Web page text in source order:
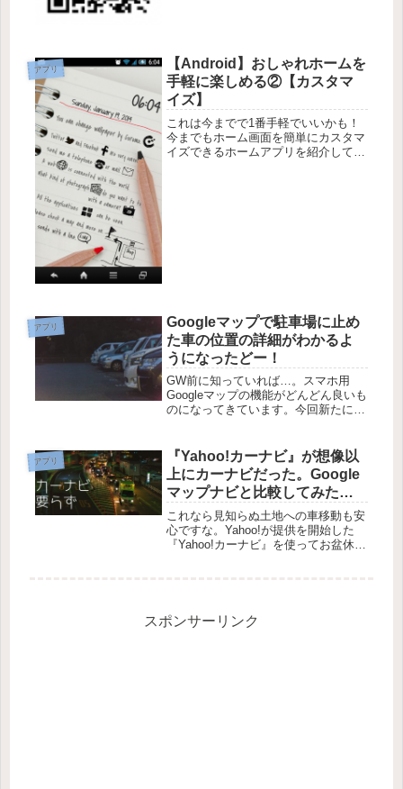
アプリ
【Android】おしゃれホームを
手軽に楽しめる②【カスタマ
イズ】
これは今までで1番手軽でいいかも！
今までもホーム画面を簡単にカスタマ
イズできるホームアプリを紹介してき
アプリ
Googleマップで駐車場に止め
た車の位置の詳細がわかるよ
うになったどー！
GW前に知っていれば…。スマホ用
Googleマップの機能がどんどん良いも
のになってきています。今回新たに利
い駐車場に車やバイクを止めたとして
も、車どこに止めたっけ？と探す必...
アプリ
『Yahoo!カーナビ』が想像以
上にカーナビだった。Google
マップナビと比較してみたよ
【Android/iPhone】
これなら見知らぬ土地への車移動も安
心ですな。Yahoo!が提供を開始した
『Yahoo!カーナビ』を使ってお盆休み
スポンサーリンク